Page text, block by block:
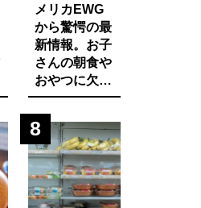
メリカEWG
から驚愕の最
新情報。お子
さんの朝食や
おやつに欠か
せないシリア
ルから大量の
発がん性物質
グリホサート
が検出！
8